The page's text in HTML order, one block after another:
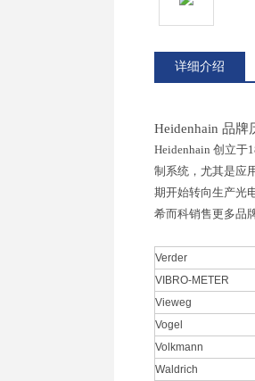
详细介绍
Heidenhain 品牌
Heidenhain 创立于
制系统，尤其是应
期开始转向生产光
希而科销售更多品
Verder
VIBRO-METER
Vieweg
Vogel
Volkmann
Waldrich